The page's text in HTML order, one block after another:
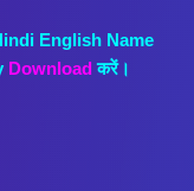
English Name
Download करें।